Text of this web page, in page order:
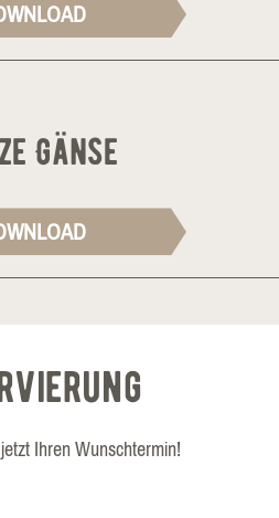
Gänse
Ihren Wunschtermin!